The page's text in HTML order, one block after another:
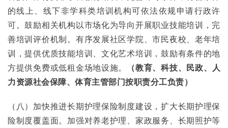
的线上、线下非学科类培训机构可依法依规申请行政许
可。鼓励相关机构以市场化为导向开展职业技能培训，完
善培训评价机制。有序发展社区学院、市民夜校、老年培
训，提供优质技能培训、文化艺术培训，鼓励有条件的地
方提供免费或低租金场地设施。
（教育、科技、民政、人
力资源社会保障、体育主管部门按职责分工负责）
（八）加快推进长期护理保险制度建设，扩大长期护理保
险制度覆盖面。加强对养老护理、家政服务、长期照护等